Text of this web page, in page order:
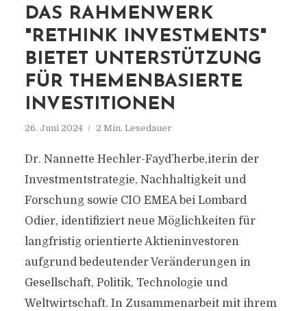
DAS RAHMENWERK
"RETHINK INVESTMENTS"
BIETET UNTERSTÜTZUNG
FÜR THEMENBASIERTE
INVESTITIONEN
26. Juni 2024 2 Min. Lesedauer
Dr. Nannette Hechler-Fayd’herbe,iterin der
Investmentstrategie, Nachhaltigkeit und
Forschung sowie CIO EMEA bei Lombard
Odier, identifiziert neue Möglichkeiten für
langfristig orientierte Aktieninvestoren
aufgrund bedeutender Veränderungen in
Gesellschaft, Politik, Technologie und
Weltwirtschaft. In Zusammenarbeit mit ihrem